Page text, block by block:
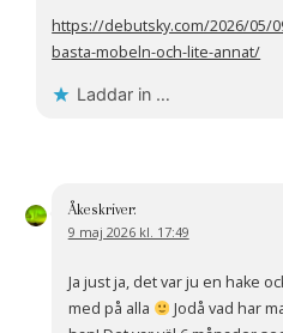
https://debutsky.com/2026/05/
basta-mobeln-och-lite-annat/
Laddar in …
Åkeskriver:
9 maj 2026 kl. 17:49
Ja just ja, det var ju en hake
med på alla
Jodå vad har